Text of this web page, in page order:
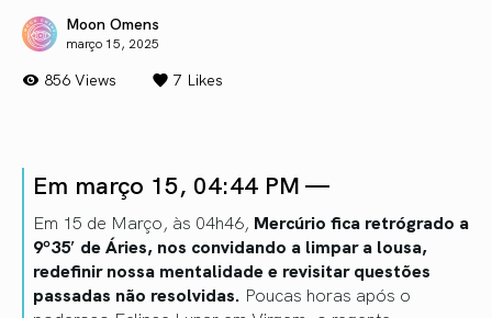
Moon Omens
março 15, 2025
856 Views 7 Likes
Em março 15, 04:44 PM —
Em 15 de Março, às 04h46, Mercúrio fica retrógrado a
9º35′ de Áries, nos convidando a limpar a lousa,
redefinir nossa mentalidade e revisitar questões
passadas não resolvidas. Poucas horas após o